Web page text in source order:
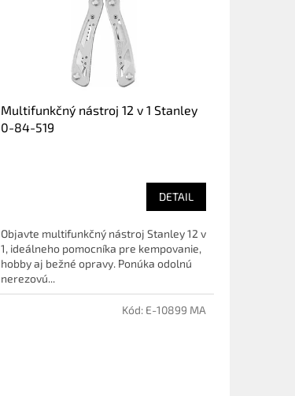
Multifunkčný nástroj 12 v 1 Stanley
0-84-519
DETAIL
Objavte multifunkčný nástroj Stanley 12 v
1, ideálneho pomocníka pre kempovanie,
hobby aj bežné opravy. Ponúka odolnú
nerezovú...
Kód: E-10899 MA